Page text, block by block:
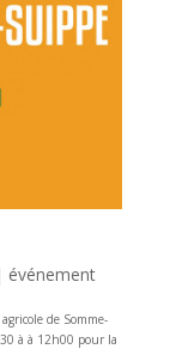
événement
de Somme-
à à 12h00 pour la